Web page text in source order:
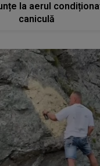
la aerul
caniculă